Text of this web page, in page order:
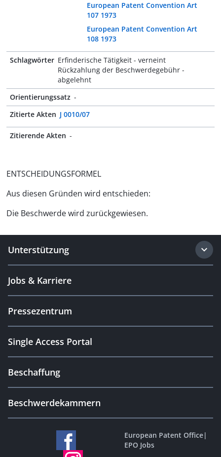
European Patent Convention Art
107 1973
European Patent Convention Art
108 1973
Schlagwörter Erfinderische Tätigkeit - verneint
Rückzahlung der Beschwerdegebühr -
abgelehnt
Orientierungssatz -
Zitierte Akten J 0010/07
Zitierende Akten -
ENTSCHEIDUNGSFORMEL
Aus diesen Gründen wird entschieden:
Die Beschwerde wird zurückgewiesen.
Unterstützung
Jobs & Karriere
Pressezentrum
Single Access Portal
Beschaffung
Beschwerdekammern
European Patent Office|
EPO Jobs